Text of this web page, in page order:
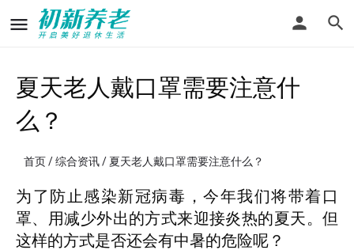
夏天老人戴口罩需要注意什
么？
首页/综合资讯/ 夏天老人戴口罩需要注意什么？
为了防止感染新冠病毒，今年我们将带着口
罩、用减少外出的方式来迎接炎热的夏天。但
这样的方式是否还会有中暑的危险呢？